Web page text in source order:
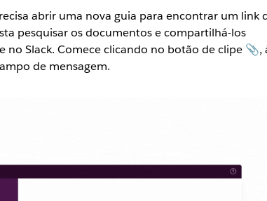
abrir uma nova guia para encontrar um link
pesquisar os documentos e compartilhá-los
no Slack. Comece clicando no botão de clipe 📎,
de mensagem.